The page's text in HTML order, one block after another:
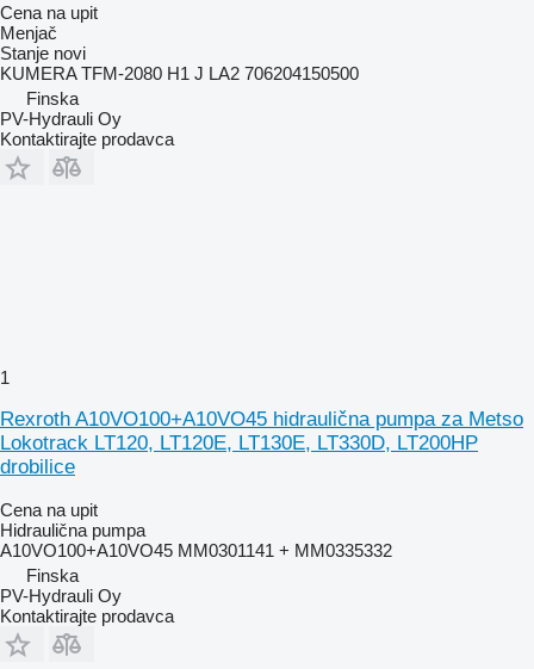
Cena na upit
Menjač
Stanje novi
KUMERA TFM-2080 H1 J LA2 706204150500
Finska
PV-Hydrauli Oy
Kontaktirajte prodavca
1
Rexroth A10VO100+A10VO45 hidraulična pumpa za Metso
Lokotrack LT120, LT120E, LT130E, LT330D, LT200HP
drobilice
Cena na upit
Hidraulična pumpa
A10VO100+A10VO45 MM0301141 + MM0335332
Finska
PV-Hydrauli Oy
Kontaktirajte prodavca